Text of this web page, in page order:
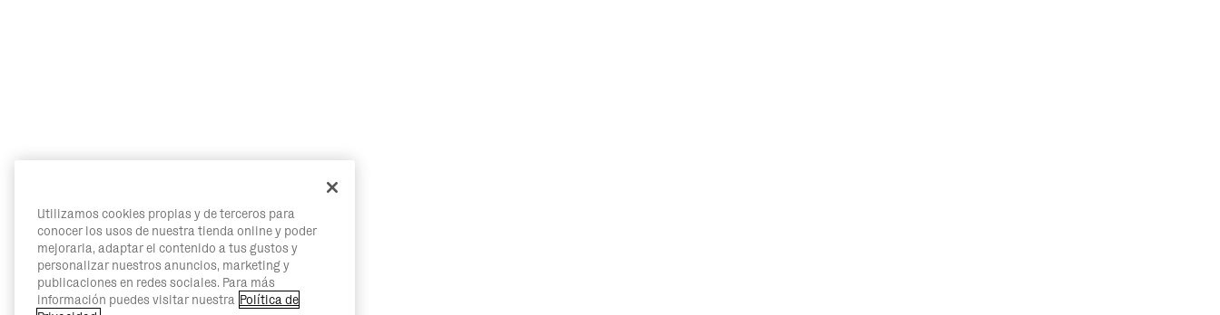
Utilizamos cookies propias y de terceros para
conocer los usos de nuestra tienda online y poder
mejorarla, adaptar el contenido a tus gustos y
personalizar nuestros anuncios, marketing y
publicaciones en redes sociales. Para más
información puedes visitar nuestra Política de